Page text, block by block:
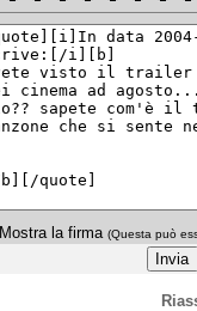
Mostra la firma (Questa può